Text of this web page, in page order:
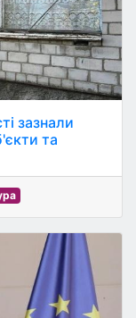
зазнали
та